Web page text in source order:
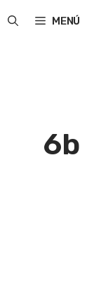
MENÚ
6b